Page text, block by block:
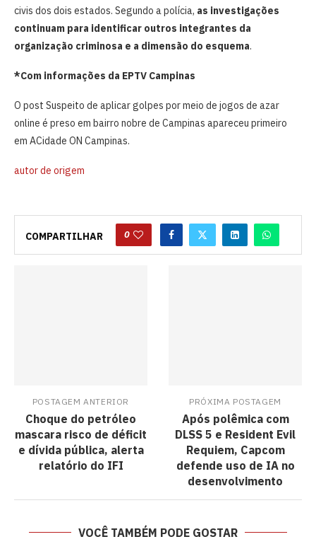
civis dos dois estados. Segundo a polícia, as investigações
continuam para identificar outros integrantes da
organização criminosa e a dimensão do esquema.
*Com informações da EPTV Campinas
O post Suspeito de aplicar golpes por meio de jogos de azar
online é preso em bairro nobre de Campinas apareceu primeiro
em ACidade ON Campinas.
autor de origem
COMPARTILHAR 0
POSTAGEM ANTERIOR
Choque do petróleo
mascara risco de déficit
e dívida pública, alerta
relatório do IFI
PRÓXIMA POSTAGEM
Após polêmica com
DLSS 5 e Resident Evil
Requiem, Capcom
defende uso de IA no
desenvolvimento
VOCÊ TAMBÉM PODE GOSTAR